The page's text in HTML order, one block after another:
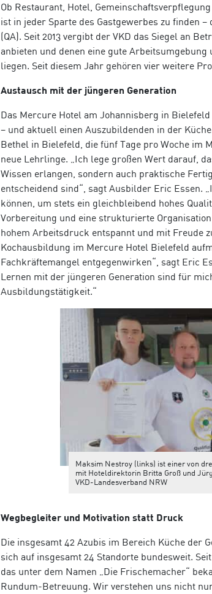
Ob Restaurant, Hotel,
ist in jeder Sparte des Gastgewerbes zu finden
(QA). Seit 2013 vergibt der VKD das Siegel an
anbieten und denen eine gute
liegen. Seit diesem Jahr gehören vier weitere
Austausch mit der jüngeren Generation
Das Mercure Hotel am Johannisberg in
– und aktuell einen Auszubildenden in der
Bethel in Bielefeld, die fünf Tage pro Woche im
neue Lehrlinge. „Ich lege großen Wert darauf,
Wissen erlangen, sondern auch praktische
entscheidend sind“, sagt Ausbilder Eric Essen.
können, um stets ein gleichbleibend hohes
Vorbereitung und eine strukturierte
hohem Arbeitsdruck entspannt und mit Freude
Kochausbildung im Mercure Hotel Bielefeld
Fachkräftemangel entgegenwirken“, sagt Eric
Lernen mit der jüngeren Generation sind für
Ausbildungstätigkeit.“
Maksim Nestroy (links) ist einer von
mit Hoteldirektorin Britta Groß und
VKD-Landesverband NRW
Wegbegleiter und Motivation statt Druck
Die insgesamt 42 Azubis im Bereich Küche der
sich auf insgesamt 24 Standorte bundesweit.
das unter dem Namen „Die Frischemacher“
Rundum-Betreuung. Wir verstehen uns nicht